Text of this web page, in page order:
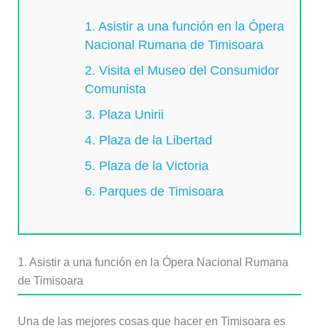
1. Asistir a una función en la Ópera
Nacional Rumana de Timisoara
2. Visita el Museo del Consumidor
Comunista
3. Plaza Unirii
4. Plaza de la Libertad
5. Plaza de la Victoria
6. Parques de Timisoara
1. Asistir a una función en la Ópera Nacional Rumana
de Timisoara
Una de las mejores cosas que hacer en Timisoara es